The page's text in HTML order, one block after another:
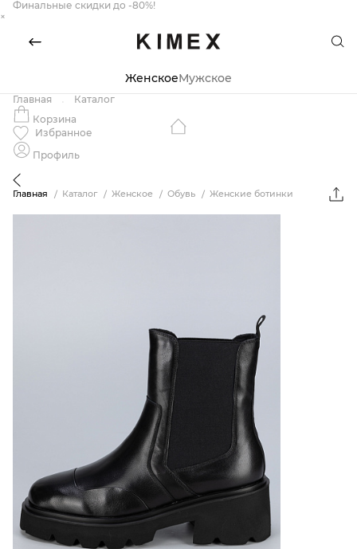
Финальные скидки до -80%!
×
ЖенскоеМужское
Главная
Каталог
Корзина
Избранное
Профиль
Главная Каталог Женское Обувь Женские ботинки